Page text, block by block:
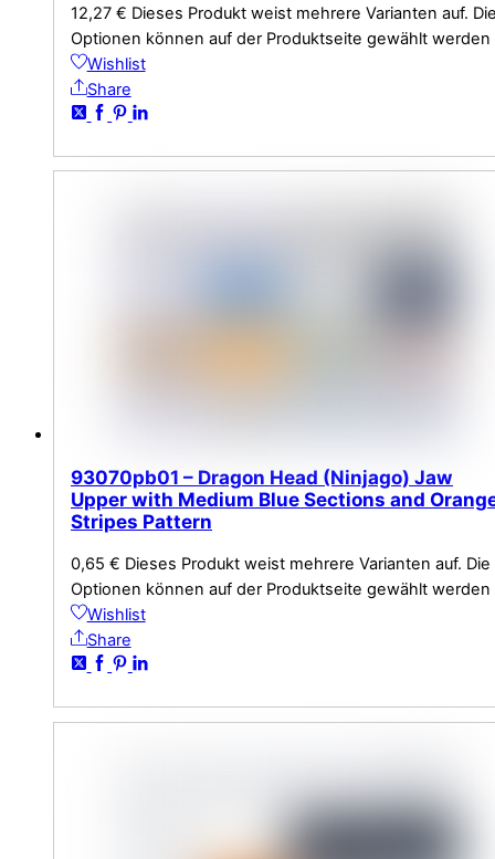
12,27 € Dieses Produkt weist mehrere Varianten auf.
Optionen können auf der Produktseite gewählt werden
Wishlist
Share
93070pb01 – Dragon Head (Ninjago) Jaw
Upper with Medium Blue Sections and
Stripes Pattern
0,65 € Dieses Produkt weist mehrere Varianten auf. Die
Optionen können auf der Produktseite gewählt werden
Wishlist
Share